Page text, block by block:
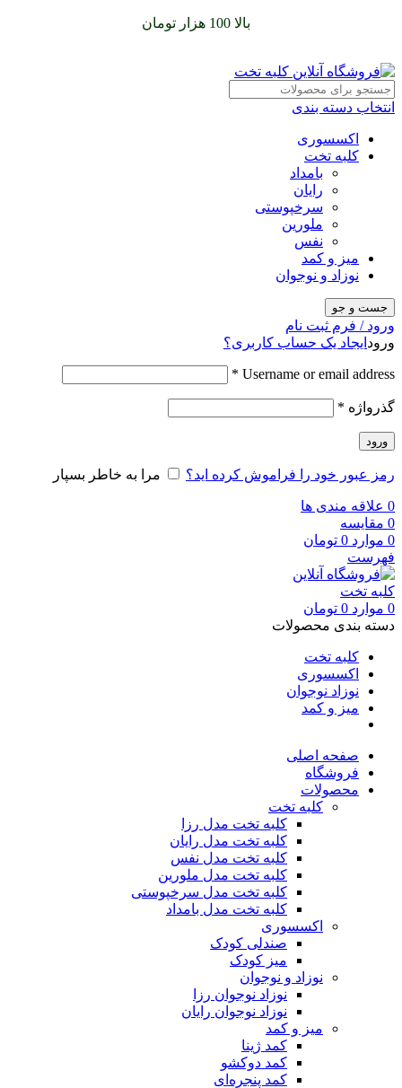
بالا 100 هزار تومان
انتخاب دسته بندی
اکسسوری
کلبه تخت
بامداد
رایان
سرخپوستی
ملورین
نفس
میز و کمد
نوزاد و نوجوان
جست و جو
ورود / فرم ثبت نام
ورود ایجاد یک حساب کاربری؟
Username or email address
*
گذرواژه *
ورود
رمز عبور خود را فراموش کرده اید؟ مرا به خاطر بسپار
0 علاقه مندی ها
0 مقایسه
0 موارد 0 تومان
فهرست
0 موارد 0 تومان
دسته بندی محصولات
کلبه تخت
اکسسوری
نوزاد نوجوان
میز و کمد
صفحه اصلی
فروشگاه
محصولات
کلبه تخت
کلبه تخت مدل رزا
کلبه تخت مدل رایان
کلبه تخت مدل نفس
کلبه تخت مدل ملورین
کلبه تخت مدل سرخپوستی
کلبه تخت مدل بامداد
اکسسوری
صندلی کودک
میز کودک
نوزاد و نوجوان
نوزاد نوجوان رزا
نوزاد نوجوان رایان
میز و کمد
کمد ژینا
کمد دوکشو
کمد پنجره‌ای